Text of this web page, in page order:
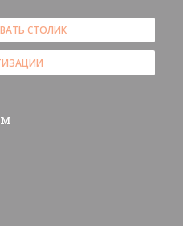
СТОЛИК
в новом окне))
в новом окне))